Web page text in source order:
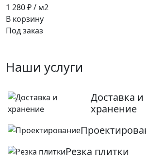
1 280 ₽/ м2
В корзину
Под заказ
Наши услуги
Доставка и
хранение
Резка плитки